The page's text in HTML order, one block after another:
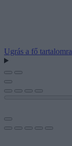
Ugrás a fő tartalomra